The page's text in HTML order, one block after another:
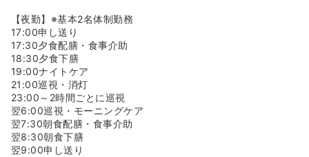
【夜勤】※基本2名体制勤務
17:00申し送り
17:30夕食配膳・食事介助
18:30夕食下膳
19:00ナイトケア
21:00巡視・消灯
23:00～2時間ごとに巡視
翌6:00巡視・モーニングケア
翌7:30朝食配膳・食事介助
翌8:30朝食下膳
翌9:00申し送り